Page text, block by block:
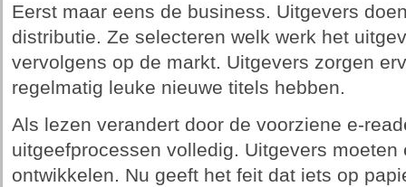
Eerst maar eens de business. Uitgevers
distributie. Ze selecteren welk werk het
vervolgens op de markt. Uitgevers zorgen
regelmatig leuke nieuwe titels hebben.
Als lezen verandert door de voorziene e-
uitgeefprocessen volledig. Uitgevers
ontwikkelen. Nu geeft het feit dat iets op